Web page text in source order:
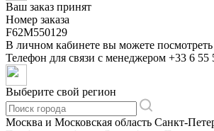
Ваш заказ принят
Номер заказа
F62M550129
В личном кабинете вы можете посмотреть
Телефон для связи с менеджером +33 6 55
Выберите свой регион
Москва и Московская область Санкт-